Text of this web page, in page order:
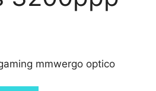
mmwergo optico